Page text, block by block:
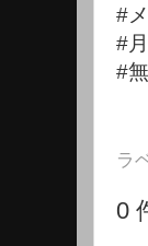
#
#
#
ラ
0